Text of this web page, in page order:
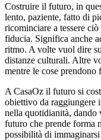
Costruire il futuro, in
lento, paziente, fatto di
ricominciare a tessere
fiducia. Significa anche
ritmo. A volte vuol dire
distanze culturali. Altre
mentre le cose prendono
A CasaOz il futuro si
obiettivo da raggiungere
nella quotidianità, dando
futuro che prende forma
possibilità di